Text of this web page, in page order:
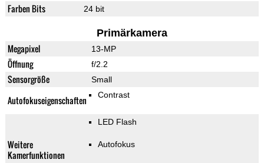
Farben Bits 24 bit
Primärkamera
Megapixel 13-MP
Öffnung f/2.2
Sensorgröße Small
Autofokuseigenschaften Contrast
Weitere
Kamerfunktionen
LED Flash
Autofokus